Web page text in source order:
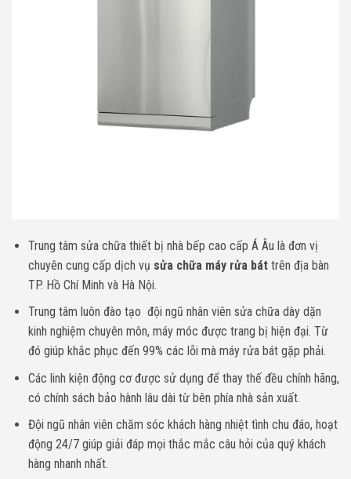
Trung tâm sửa chữa thiết bị nhà bếp cao cấp Á Âu là đơn vị
chuyên cung cấp dịch vụ sửa chữa máy rửa báttrên địa bàn
TP. Hồ Chí Minh và Hà Nội.
Trung tâm luôn đào tạo đội ngũ nhân viên sửa chữa dày dặn
kinh nghiệm chuyên môn, máy móc được trang bị hiện đại. Từ
đó giúp khắc phục đến 99% các lỗi mà máy rửa bát gặp phải.
Các linh kiện động cơ được sử dụng để thay thế đều chính hãng,
có chính sách bảo hành lâu dài từ bên phía nhà sản xuất.
Đội ngũ nhân viên chăm sóc khách hàng nhiệt tình chu đáo, hoạt
động 24/7 giúp giải đáp mọi thắc mắc câu hỏi của quý khách
hàng nhanh nhất.